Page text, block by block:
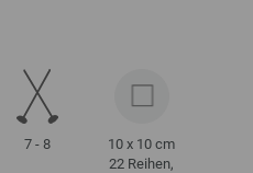
7 - 8
10 x 10 cm
22 Reihen,